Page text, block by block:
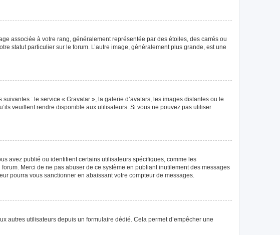
associée à votre rang, généralement représentée par des étoiles, des carrés ou
statut particulier sur le forum. L’autre image, généralement plus grande, est une
: le service « Gravatar », la galerie d’avatars, les images distantes ou le
veuillent rendre disponible aux utilisateurs. Si vous ne pouvez pas utiliser
avez publié ou identifient certains utilisateurs spécifiques, comme les
Merci de ne pas abuser de ce système en publiant inutilement des messages
pourra vous sanctionner en abaissant votre compteur de messages.
autres utilisateurs depuis un formulaire dédié. Cela permet d’empêcher une